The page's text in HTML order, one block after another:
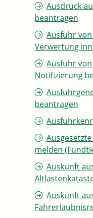
Ausdruck
beantragen
Ausfuhr
Verwertung
Ausfuhr
Notifizierung
beantragen
melden
Auskunft
Auskunft